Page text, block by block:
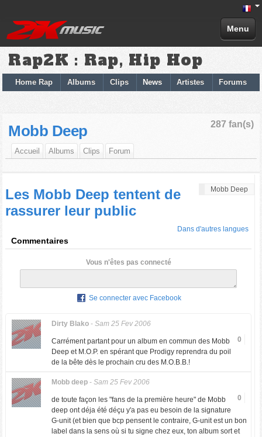
Menu
Rap2K : Rap, Hip Hop
Home Rap Albums Clips News Artistes Forums
287 fan(s)
Mobb Deep
Accueil Albums Clips Forum
Mobb Deep
Les Mobb Deep tentent de
rassurer leur public
Dans d'autres langues
Commentaires
Vous n'êtes pas connecté
Se connecter avec Facebook
Dirty Blako- Sam 25 Fev 2006
0
Carrément partant pour un album en commun des Mobb
Deep et M.O.P. en spérant que Prodigy reprendra du poil
de la bête dès le prochain cru des M.O.B.B.!
Mobb deep- Sam 25 Fev 2006
0
de toute façon les "fans de la première heure" de Mobb
deep ont déja été déçu y'a pas eu besoin de la signature
G-unit (et bien que bcp pensent le contraire, G-unit est un bon
label dans la sens où si tu signe chez eux, ton album sort et